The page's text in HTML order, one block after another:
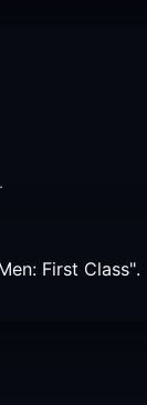
First Class".